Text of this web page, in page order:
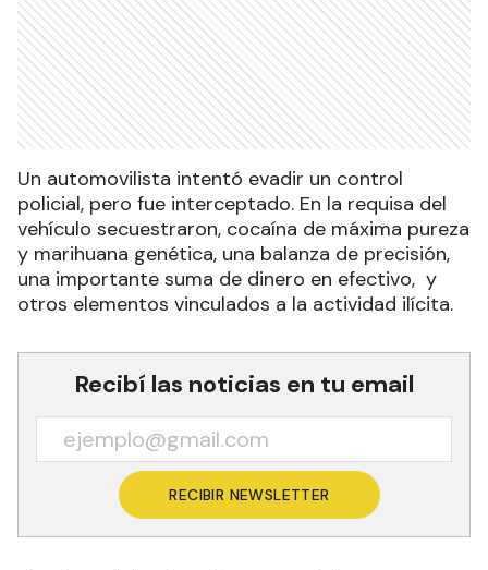
Un automovilista intentó evadir un control
policial, pero fue interceptado. En la requisa del
vehículo secuestraron, cocaína de máxima pureza
y marihuana genética, una balanza de precisión,
una importante suma de dinero en efectivo, y
otros elementos vinculados a la actividad ilícita.
Recibí las noticias en tu email
RECIBIR NEWSLETTER